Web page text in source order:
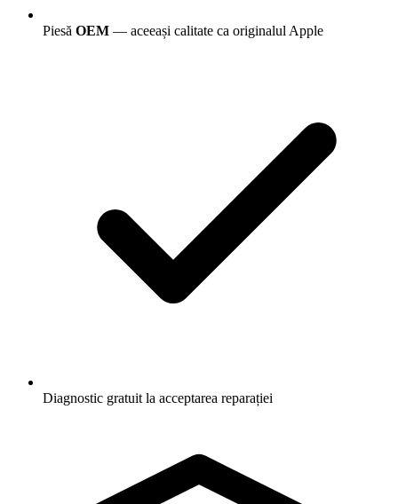
Piesă OEM — aceeași calitate ca originalul Apple
Diagnostic gratuit la acceptarea reparației